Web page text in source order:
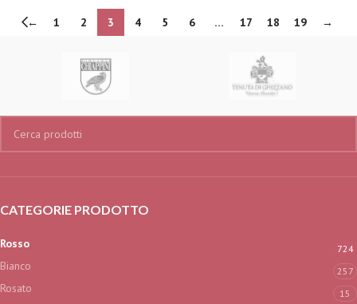
← 1 2 3 4 5 6 … 17 18 19 →
CATEGORIE PRODOTTO
Rosso 724
Bianco 257
Rosato 15